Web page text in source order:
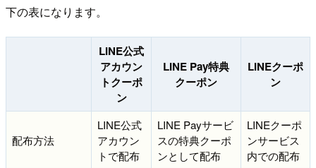
下の表になります。
LINE公式
アカウン
トクーポ
ン
LINE Pay特典
クーポン
LINEクーポ
ン
配布方法
LINE公式
アカウン
トで配布
LINE Payサービ
スの特典クーポ
ンとして配布
LINEクーポ
ンサービス
内での配布